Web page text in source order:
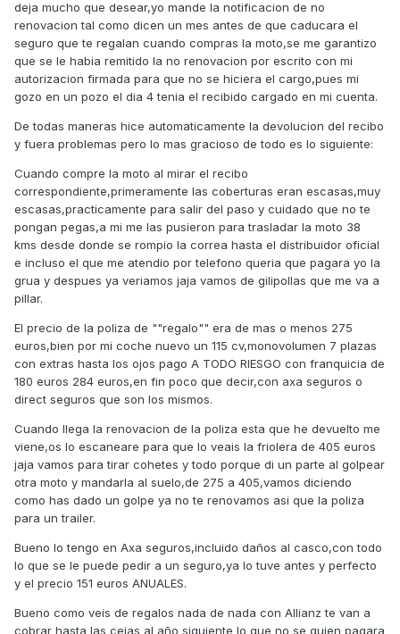
deja mucho que desear,yo mande la notificacion de no
renovacion tal como dicen un mes antes de que caducara el
seguro que te regalan cuando compras la moto,se me garantizo
que se le habia remitido la no renovacion por escrito con mi
autorizacion firmada para que no se hiciera el cargo,pues mi
gozo en un pozo el dia 4 tenia el recibido cargado en mi cuenta.
De todas maneras hice automaticamente la devolucion del recibo
y fuera problemas pero lo mas gracioso de todo es lo siguiente:
Cuando compre la moto al mirar el recibo
correspondiente,primeramente las coberturas eran escasas,muy
escasas,practicamente para salir del paso y cuidado que no te
pongan pegas,a mi me las pusieron para trasladar la moto 38
kms desde donde se rompio la correa hasta el distribuidor oficial
e incluso el que me atendio por telefono queria que pagara yo la
grua y despues ya veriamos jaja vamos de gilipollas que me va a
pillar.
El precio de la poliza de ""regalo"" era de mas o menos 275
euros,bien por mi coche nuevo un 115 cv,monovolumen 7 plazas
con extras hasta los ojos pago A TODO RIESGO con franquicia de
180 euros 284 euros,en fin poco que decir,con axa seguros o
direct seguros que son los mismos.
Cuando llega la renovacion de la poliza esta que he devuelto me
viene,os lo escaneare para que lo veais la friolera de 405 euros
jaja vamos para tirar cohetes y todo porque di un parte al golpear
otra moto y mandarla al suelo,de 275 a 405,vamos diciendo
como has dado un golpe ya no te renovamos asi que la poliza
para un trailer.
Bueno lo tengo en Axa seguros,incluido daños al casco,con todo
lo que se le puede pedir a un seguro,ya lo tuve antes y perfecto
y el precio 151 euros ANUALES.
Bueno como veis de regalos nada de nada con Allianz te van a
cobrar hasta las cejas al año siguiente lo que no se quien pagara